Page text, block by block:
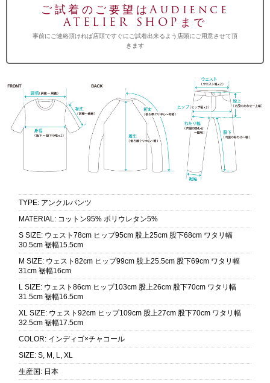
ご試着のご要望はAudience
ATELIER SHOPまで
事前にご連絡頂ければ店頭ですぐにご試着出来るよう店頭にご用意させて頂
きます
TYPE: アンクルパンツ
MATERIAL: コットン95% ポリウレタン5%
S SIZE: ウェスト78cm ヒップ95cm 股上25cm 股下68cm ワタリ幅
30.5cm 裾幅15.5cm
M SIZE: ウェスト82cm ヒップ99cm 股上25.5cm 股下69cm ワタリ幅
31cm 裾幅16cm
L SIZE: ウェスト86cm ヒップ103cm 股上26cm 股下70cm ワタリ幅
31.5cm 裾幅16.5cm
XL SIZE: ウェスト92cm ヒップ109cm 股上27cm 股下70cm ワタリ幅
32.5cm 裾幅17.5cm
COLOR: インディゴ×チャコール
SIZE: S, M, L, XL
生産国 : 日本